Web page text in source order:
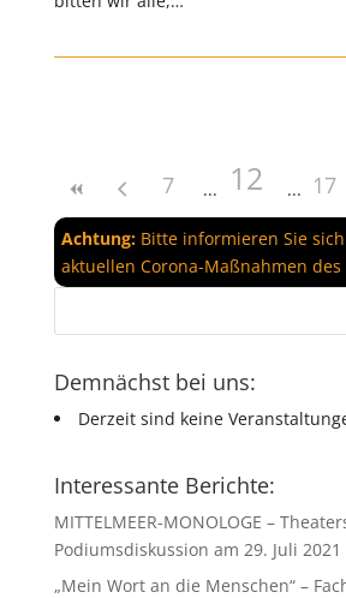
7 12 17
Achtung:Bitte informieren Sie
aktuellen Corona-Maßnahmen des
Demnächst bei uns:
Derzeit sind keine
Interessante Berichte:
MITTELMEER-MONOLOGE –
Podiumsdiskussion am 29. Juli 2021
„Mein Wort an die Menschen“ –